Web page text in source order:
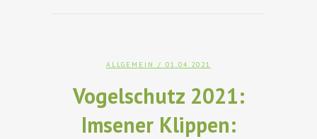
ALLGEMEIN / 01.04.2021
Vogelschutz 2021:
Imsener Klippen: